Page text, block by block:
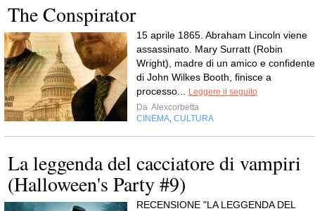
The Conspirator
15 aprile 1865. Abraham Lincoln viene
assassinato. Mary Surratt (Robin
Wright), madre di un amico e confidente
di John Wilkes Booth, finisce a
processo...
Leggere il seguito
Da Alexcorbetta
CINEMA CULTURA
La leggenda del cacciatore di vampiri
(Halloween's Party #9)
RECENSIONE "LA LEGGENDA DEL